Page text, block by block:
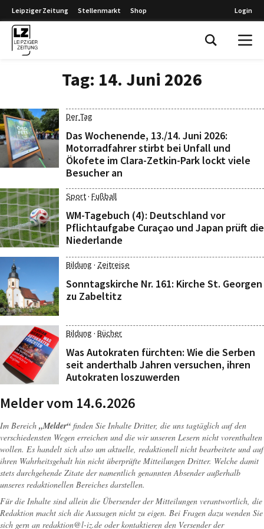
Leipziger Zeitung Stellenmarkt Shop Login
Tag: 14. Juni 2026
Der Tag
Das Wochenende, 13./14. Juni 2026:
Motorradfahrer stirbt bei Unfall und
Ökofete im Clara-Zetkin-Park lockt viele
Besucher an
Sport· Fußball
WM-Tagebuch (4): Deutschland vor
Pflichtaufgabe Curaçao und Japan prüft die
Niederlande
Bildung · Zeitreise
Sonntagskirche Nr. 161: Kirche St. Georgen
zu Zabeltitz
Bildung · Bücher
Was Autokraten fürchten: Wie die Serben
seit anderthalb Jahren versuchen, ihren
Autokraten loszuwerden
Melder vom 14.6.2026
Im Bereich „Melder“ finden Sie Inhalte Dritter, die uns tagtäglich auf den
verschiedensten Wegen erreichen und die wir unseren Lesern nicht vorenthalten
wollen. Es handelt sich also um aktuelle, redaktionell nicht bearbeitete und auf
ihren Wahrheitsgehalt hin nicht überprüfte Mitteilungen Dritter. Welche damit
stets durchgehende Zitate der namentlich genannten Absender außerhalb
unseres redaktionellen Bereiches darstellen.
Für die Inhalte sind allein die Übersender der Mitteilungen verantwortlich, die
Redaktion macht sich die Aussagen nicht zu eigen. Bei Fragen dazu wenden Sie
sich gern an redaktion@l-iz.de oder kontaktieren den Versender der